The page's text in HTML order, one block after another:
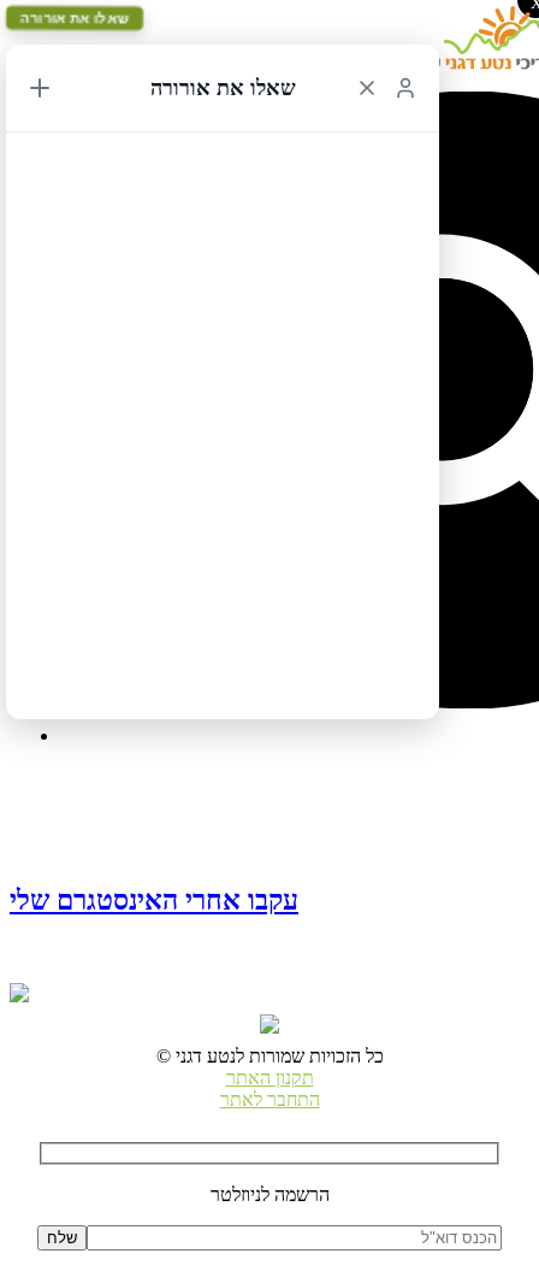
עקבו אחרי האינסטגרם שלי
© כל הזכויות שמורות לנטע דגני
תקנון האתר
התחבר לאתר
הרשמה לניוזלטר
שאלו את אורורה
שאלו את אורורה